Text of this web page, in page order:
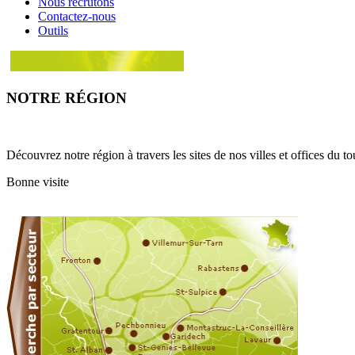
Contactez-nous
Outils
NOTRE RÉGION
Découvrez notre région à travers les sites de nos villes et offices du
Bonne visite